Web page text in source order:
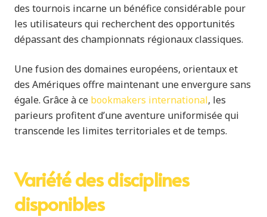
des tournois incarne un bénéfice considérable pour
les utilisateurs qui recherchent des opportunités
dépassant des championnats régionaux classiques.
Une fusion des domaines européens, orientaux et
des Amériques offre maintenant une envergure sans
égale. Grâce à ce bookmakers international, les
parieurs profitent d’une aventure uniformisée qui
transcende les limites territoriales et de temps.
Variété des disciplines
disponibles